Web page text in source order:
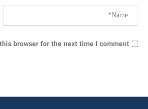
browser for the next time I comment.